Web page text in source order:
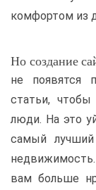
комфортом из
Но создание
не появятся
статьи,
люди. На это
самый
вам больше